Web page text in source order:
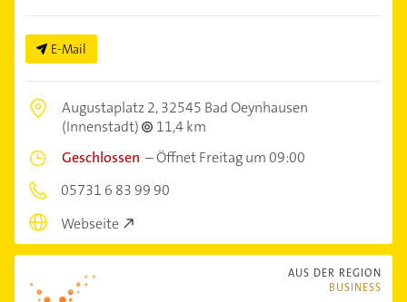
E-Mail
Augustaplatz 2,32545 Bad Oeynhausen
(Innenstadt)
11,4 km
Geschlossen –Öffnet Freitag um 09:00
05731 6 83 99 90
Webseite
AUS DER REGION
BUSINESS